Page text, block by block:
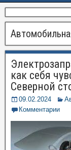
как себя
Северной
09.02.2024
Комментарии